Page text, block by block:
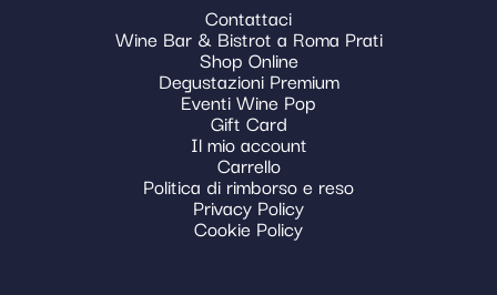
Contattaci
Wine Bar & Bistrot a Roma Prati
Shop Online
Degustazioni Premium
Eventi Wine Pop
Gift Card
Il mio account
Carrello
Politica di rimborso e reso
Privacy Policy
Cookie Policy